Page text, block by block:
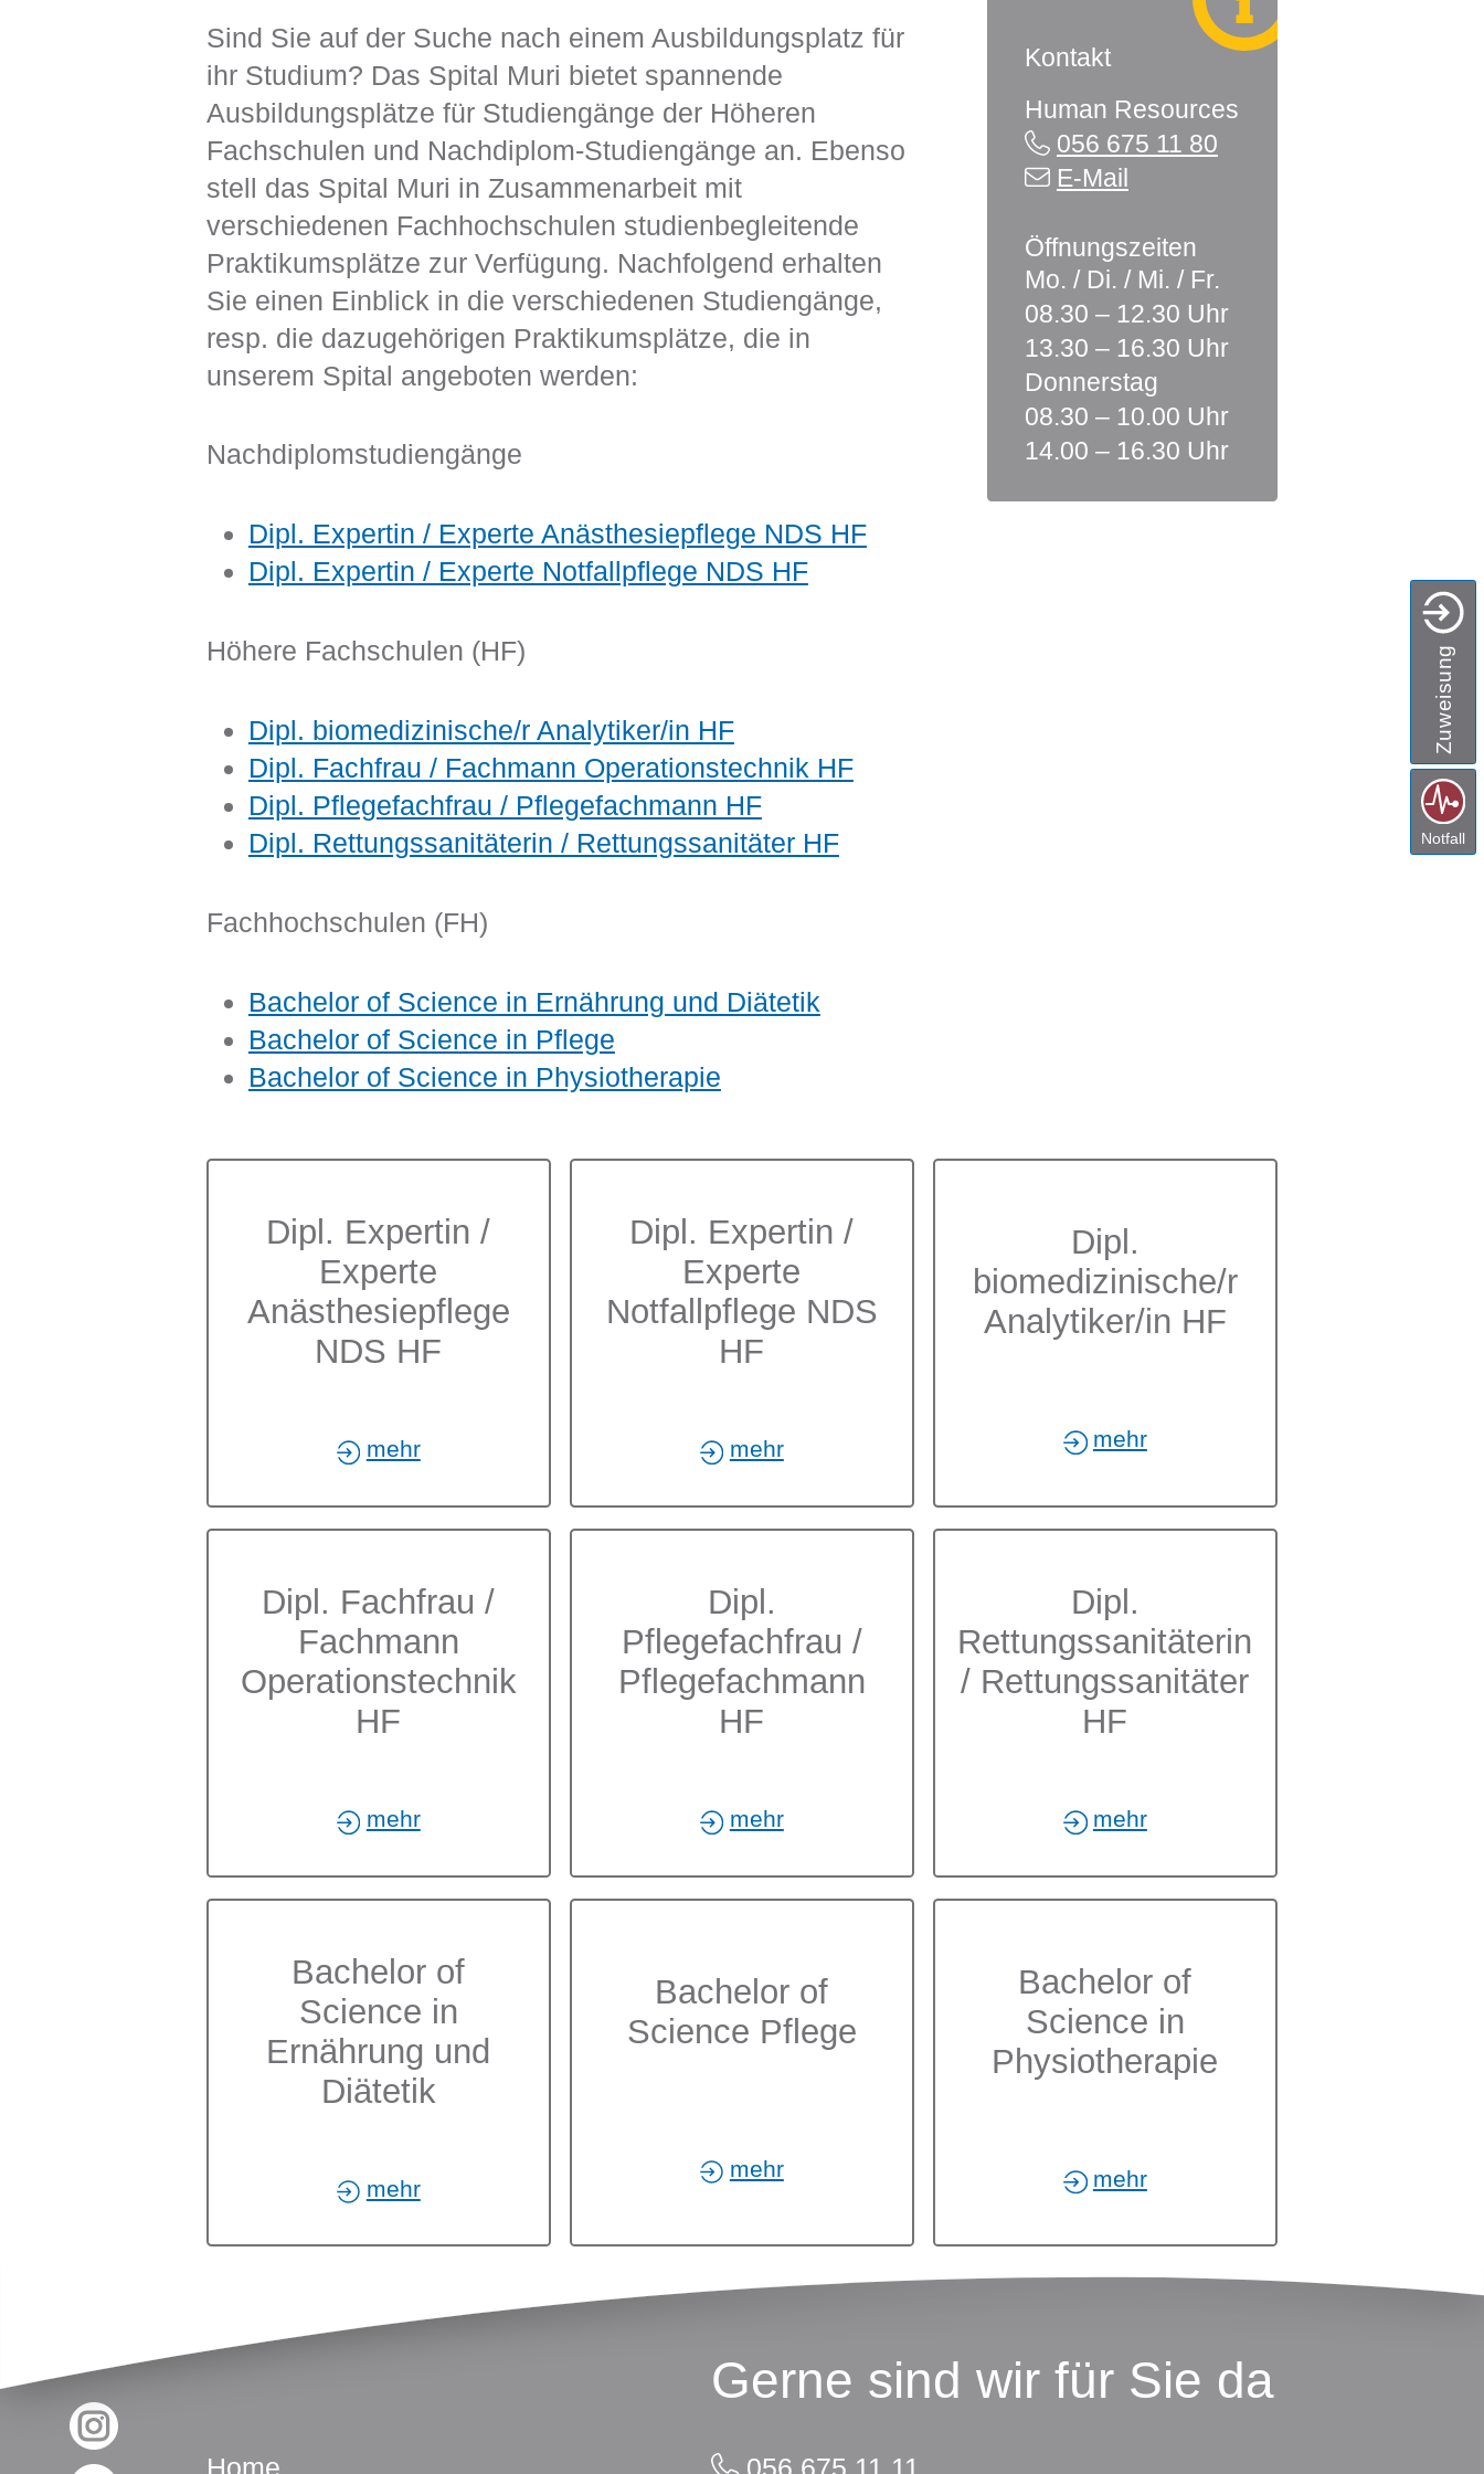
Zuweisung
Notfall
Sind Sie auf der Suche nach einem Ausbildungsplatz für
ihr Studium? Das Spital Muri bietet spannende
Ausbildungsplätze für Studiengänge der Höheren
Fachschulen und Nachdiplom-Studiengänge an. Ebenso
stell das Spital Muri in Zusammenarbeit mit
verschiedenen Fachhochschulen studienbegleitende
Praktikumsplätze zur Verfügung. Nachfolgend erhalten
Sie einen Einblick in die verschiedenen Studiengänge,
resp. die dazugehörigen Praktikumsplätze, die in
unserem Spital angeboten werden:
Nachdiplomstudiengänge
Dipl. Expertin / Experte Anästhesiepflege NDS HF
Dipl. Expertin / Experte Notfallpflege NDS HF
Höhere Fachschulen (HF)
Dipl. biomedizinische/r Analytiker/in HF
Dipl. Fachfrau / Fachmann Operationstechnik HF
Dipl. Pflegefachfrau / Pflegefachmann HF
Dipl. Rettungssanitäterin / Rettungssanitäter HF
Fachhochschulen (FH)
Bachelor of Science in Ernährung und Diätetik
Bachelor of Science in Pflege
Bachelor of Science in Physiotherapie
Subnavigation
Dipl. Expertin /
Experte
Anästhesiepflege
NDS HF
mehr
Dipl. Expertin /
Experte
Notfallpflege NDS
HF
mehr
Dipl.
biomedizinische/r
Analytiker/in HF
mehr
Dipl. Fachfrau /
Fachmann
Operationstechnik
HF
mehr
Dipl.
Pflegefachfrau /
Pflegefachmann
HF
mehr
Dipl.
Rettungssanitäterin
/ Rettungssanitäter
HF
mehr
Bachelor of
Science in
Ernährung und
Diätetik
mehr
Bachelor of
Science Pflege
mehr
Bachelor of
Science in
Physiotherapie
mehr
Kontakt
Human Resources
056 675 11 80
E-Mail
Öffnungszeiten
Mo. / Di. / Mi. / Fr.
08.30 – 12.30 Uhr
13.30 – 16.30 Uhr
Donnerstag
08.30 – 10.00 Uhr
14.00 – 16.30 Uhr
Footer
Social Media
Home
Gerne sind wir für Sie da
056 675 11 11